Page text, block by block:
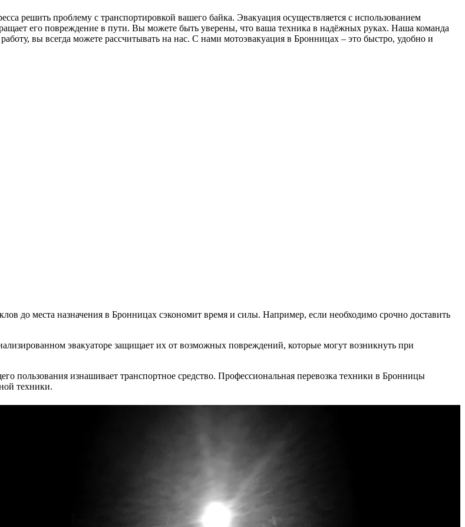
решить проблему с транспортировкой вашего байка. Эвакуация осуществляется с использованием
его повреждение в пути. Вы можете быть уверены, что ваша техника в надёжных руках. Наша команда
вы всегда можете рассчитывать на нас. С нами мотоэвакуация в Бронницах – это быстро, удобно и
до места назначения в Бронницах сэкономит время и силы. Например, если необходимо срочно доставить
эвакуаторе защищает их от возможных повреждений, которые могут возникнуть при
пользования изнашивает транспортное средство. Профессиональная перевозка техники в Бронницы
техники.